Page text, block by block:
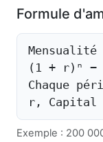
Formule
(1 + r)ⁿ −
Chaque
r, Capital
Exemple : 200